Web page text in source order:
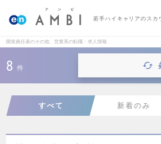
若手ハイキャリアのスカ
開発責任者のその他、営業系の転職・求人情報
8 件
すべて 新着のみ